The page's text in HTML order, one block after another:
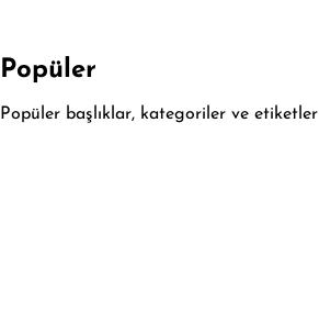
Popüler
Popüler başlıklar, kategoriler ve etiketler